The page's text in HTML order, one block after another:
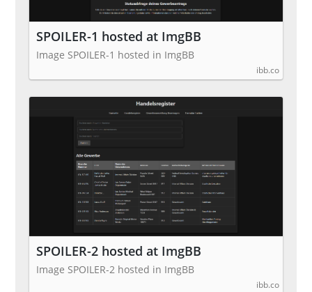
SPOILER-1 hosted at ImgBB
Image SPOILER-1 hosted in ImgBB
ibb.co
SPOILER-2 hosted at ImgBB
Image SPOILER-2 hosted in ImgBB
ibb.co